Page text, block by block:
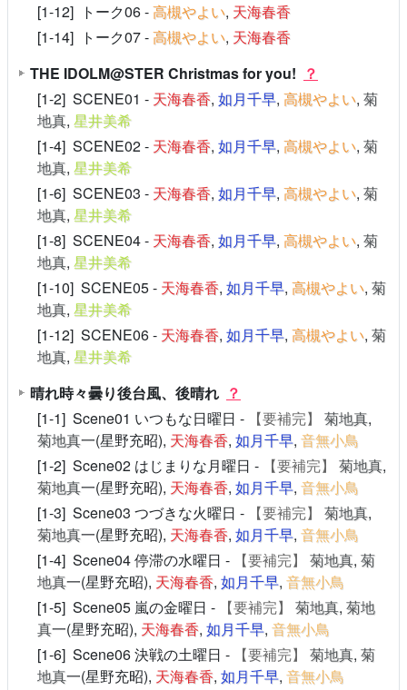
[1-12] トーク06 -高槻やよい, 天海春香
[1-14] トーク07 -高槻やよい, 天海春香
THE IDOLM@STER Christmas for you! ？
[1-2] SCENE01 - 天海春香, 如月千早, 高槻やよい, 菊
地真, 星井美希
[1-4] SCENE02 - 天海春香, 如月千早, 高槻やよい, 菊
地真, 星井美希
[1-6] SCENE03 - 天海春香, 如月千早, 高槻やよい, 菊
地真, 星井美希
[1-8] SCENE04 - 天海春香, 如月千早, 高槻やよい, 菊
地真, 星井美希
[1-10] SCENE05 - 天海春香, 如月千早, 高槻やよい, 菊
地真, 星井美希
[1-12] SCENE06 - 天海春香, 如月千早, 高槻やよい, 菊
地真, 星井美希
晴れ時々曇り後台風、後晴れ ？
[1-1] Scene01 いつもな日曜日 -
【要補完】 菊地真,
菊地真一(星野充昭), 天海春香, 如月千早, 音無小鳥
[1-2] Scene02 はじまりな月曜日 -
【要補完】 菊地真,
菊地真一(星野充昭), 天海春香, 如月千早, 音無小鳥
[1-3] Scene03 つづきな火曜日 -
【要補完】 菊地真,
菊地真一(星野充昭), 天海春香, 如月千早, 音無小鳥
[1-4] Scene04 停滞の水曜日 -
【要補完】 菊地真, 菊
地真一(星野充昭), 天海春香, 如月千早, 音無小鳥
[1-5] Scene05 嵐の金曜日 -
【要補完】 菊地真, 菊地
真一(星野充昭), 天海春香, 如月千早, 音無小鳥
[1-6] Scene06 決戦の土曜日 -
【要補完】 菊地真, 菊
地真一(星野充昭), 天海春香, 如月千早, 音無小鳥